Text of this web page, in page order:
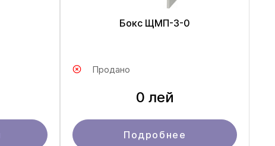
Бокс ЩМП-3-0
Продано
0 лей
Подробнее